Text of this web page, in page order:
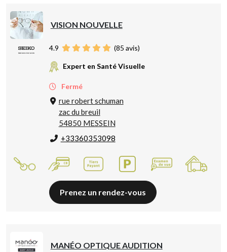
VISION NOUVELLE
4.9 (85 avis)
Expert en Santé Visuelle
Fermé
rue robert schuman
zac du breuil
54850 MESSEIN
+33360353098
Prenez un rendez-vous
MANÉO OPTIQUE AUDITION